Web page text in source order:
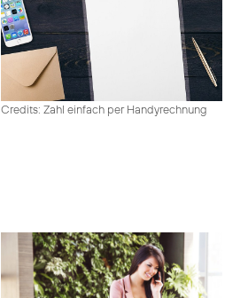
Credits: Zahl einfach per Handyrechnung